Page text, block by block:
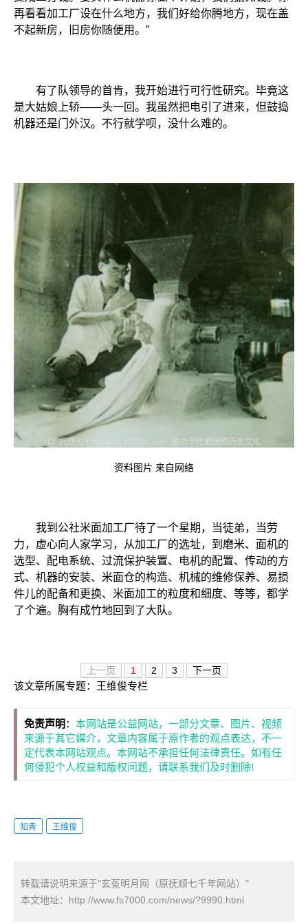
再看看加工厂设在什么地方，我们好给你腾地方，现在盖
不起新房，旧房你随便用。”
有了队领导的首肯，我开始进行可行性研究。毕竟这
是大姑娘上轿——头一回。我虽然把电引了进来，但鼓捣
机器还是门外汉。不行就学呗，没什么难的。
资料图片 来自网络
我到公社米面加工厂待了一个星期，当徒弟，当劳
力，虚心向人家学习，从加工厂的选址，到磨米、面机的
选型、配电系统、过流保护装置、电机的配置、传动的方
式、机器的安装、米面仓的构造、机械的维修保养、易损
件儿的配备和更换、米面加工的粒度和细度、等等，都学
了个遍。胸有成竹地回到了大队。
上一页 1 2 3 下一页
该文章所属专题： 王维俊专栏
免责声明 ： 本网站是公益网站，一部分文章、图片、视频
来源于其它媒介，文章内容属于原作者的观点表达，不一
定代表本网站观点。本网站不承担任何法律责任。如有任
何侵犯个人权益和版权问题，请联系我们及时删除!
知青 王维俊
转载请说明来源于"玄菟明月网（原抚顺七千年网站）"
本文地址： http://www.fs7000.com/news/?9990.html